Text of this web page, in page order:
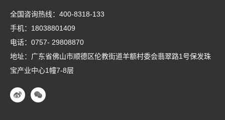
全国咨询热线： 400-8318-133
手机： 18038801409
电话： 0757- 29808870
地址：广东省佛山市顺德区伦教街道羊额村委会翡翠路1号保发珠
宝产业中心1幢7-8层